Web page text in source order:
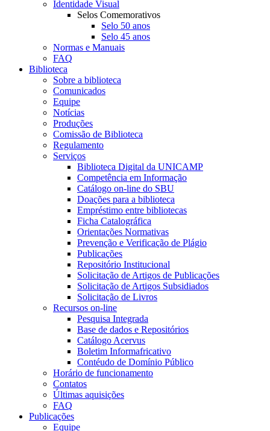
Identidade Visual
Selos Comemorativos
Selo 50 anos
Selo 45 anos
Normas e Manuais
FAQ
Biblioteca
Sobre a biblioteca
Comunicados
Equipe
Notícias
Produções
Comissão de Biblioteca
Regulamento
Serviços
Biblioteca Digital da UNICAMP
Competência em Informação
Catálogo on-line do SBU
Doações para a biblioteca
Empréstimo entre bibliotecas
Ficha Catalográfica
Orientações Normativas
Prevenção e Verificação de Plágio
Publicações
Repositório Institucional
Solicitação de Artigos de Publicações
Solicitação de Artigos Subsidiados
Solicitação de Livros
Recursos on-line
Pesquisa Integrada
Base de dados e Repositórios
Catálogo Acervus
Boletim Informafricativo
Contéudo de Domínio Público
Horário de funcionamento
Contatos
Últimas aquisições
FAQ
Publicações
Equipe